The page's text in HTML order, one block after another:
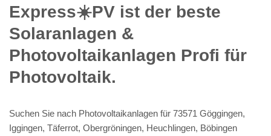
Express☀️PV️ ist der beste
Solaranlagen &
Photovoltaikanlagen Profi für
Photovoltaik.
Suchen Sie nach Photovoltaikanlagen für 73571 Göggingen,
Iggingen, Täferrot, Obergröningen, Heuchlingen, Böbingen